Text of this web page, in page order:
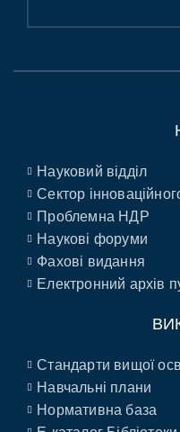
Науковий відділ
Сектор
Проблемна НДР
Наукові форуми
Фахові видання
Електронний архів
Стандарти вищої
Навчальні плани
Нормативна база